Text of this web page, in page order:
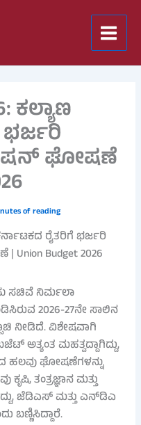
ಕಲ್ಯಾಣ
ಭರ್ಜರಿ
ಘೋಷಣೆ
of reading
ಸಚಿವೆ ನಿರ್ಮಲಾ
2026-27ನೇ ಸಾಲಿನ
ನೀಡಿದೆ. ವಿಶೇಷವಾಗಿ
ಅತ್ಯಂತ ಮಹತ್ವದ್ದಾಗಿದ್ದು,
ಹಲವು ಘೋಷಣೆಗಳನ್ನು
ತಂತ್ರಜ್ಞಾನ ಮತ್ತು
ಜೆಡಿಎಸ್ ಮತ್ತು ಎನ್‌ಡಿಎ
ಬಣ್ಣಿಸಿದ್ದಾರೆ.